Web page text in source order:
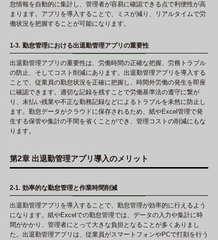
怠情報を自動的に集計し、管理者が容易に確認できる点で利便性が高
まります。アプリを導入することで、ミスが減り、リアルタイムで労
働状況を把握することが可能になります。
1-3. 勤怠管理における出退勤管理アプリの重要性
出退勤管理アプリの重要性は、労働時間の正確な把握、労務トラブル
の防止、そしてコスト削減にあります。出退勤管理アプリを導入する
ことで、従業員の勤怠状況を正確に把握し、時間外労働の発生を即座
に確認できます。適切な記録を残すことで労働基準法の遵守に繋が
り、未払い残業や不正な勤務記録などによるトラブルを未然に防止し
ます。勤怠データがクラウドに保存されるため、紙やExcel管理で発
生する保管や集計の手間を省くことができ、管理コストの削減にもな
ります。
第2章 出退勤管理アプリ導入のメリット
2-1. 効率的な勤怠管理と作業時間削減
出退勤管理アプリを導入することで、勤怠管理が効率的に行えるよう
になります。紙やExcelでの勤怠管理では、データの入力や集計に時
間がかかり、管理者にとって大きな負担となることが多くありまし
た。出退勤管理アプリは、従業員がスマートフォンやPCで打刻を行う